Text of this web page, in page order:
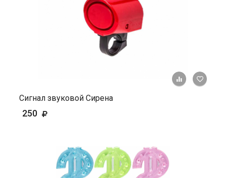
+ К
Сигнал звуковой Сирена
250